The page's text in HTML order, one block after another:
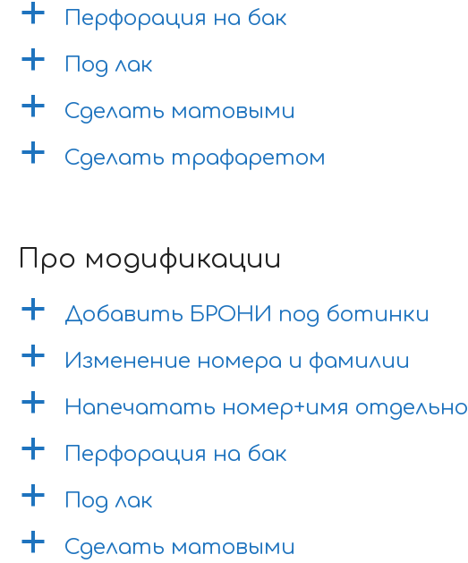
a Перфорация на бак
a Под лак
a Сделать матовыми
a Сделать трафаретом
Про модификации
a Добавить БРОНИ под ботинки
a Изменение номера и фамилии
a Напечатать номер+имя отдельно
a Перфорация на бак
a Под лак
a Сделать матовыми